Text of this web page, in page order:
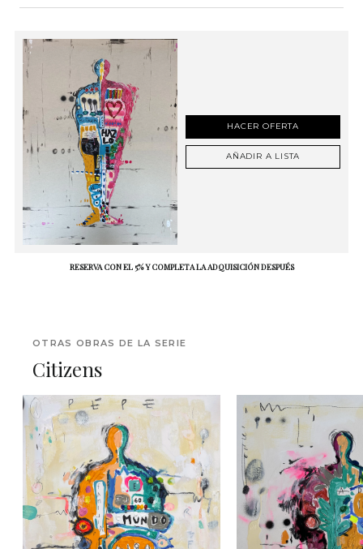
HACER OFERTA
AÑADIR A LISTA
RESERVA CON EL 5% Y COMPLETA LA ADQUISICIÓN DESPUÉS
OTRAS OBRAS DE LA SERIE
Citizens